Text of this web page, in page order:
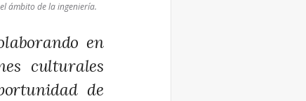
ámbito de la ingeniería.
en
culturales
de